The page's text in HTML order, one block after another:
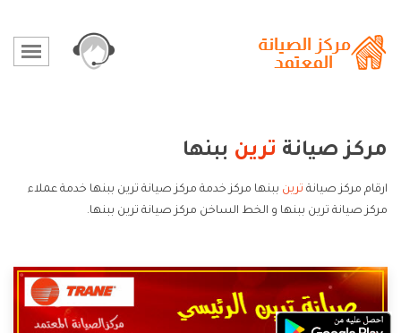
مركز صيانة ترين ببنها
ارقام مركز صيانة ترين ببنها مركز خدمة مركز صيانة ترين ببنها خدمة عملاء
مركز صيانة ترين ببنها و الخط الساخن مركز صيانة ترين ببنها.